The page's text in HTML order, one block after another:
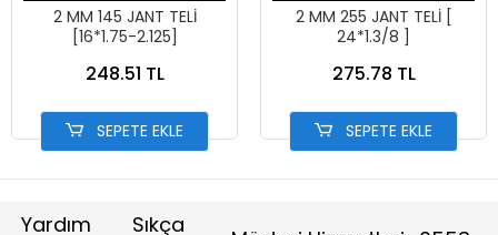
2 MM 145 JANT TELİ
[16*1.75-2.125]
248.51 TL
SEPETE EKLE
2 MM 255 JANT TELİ [
24*1.3/8 ]
275.78 TL
SEPETE EKLE
Yardım
Sıkça